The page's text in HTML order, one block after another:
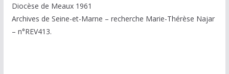
Diocèse de Meaux 1961
Archives de Seine-et-Marne – recherche Marie-Thérèse Najar
– n°REV413.